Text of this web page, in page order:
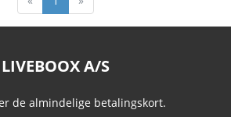
LIVEBOOX A/S
de almindelige betalingskort.